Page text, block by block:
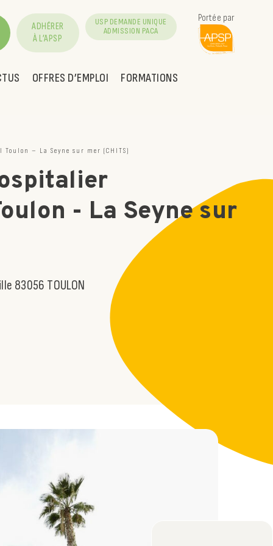
OFFRES D’EMPLOI FORMATIONS
ADHÉRER
À L’APSP
USP DEMANDE UNIQUE
ADMISSION PACA
Portée par
– La Seyne sur mer (CHITS)
- La Seyne sur
83056 TOULON